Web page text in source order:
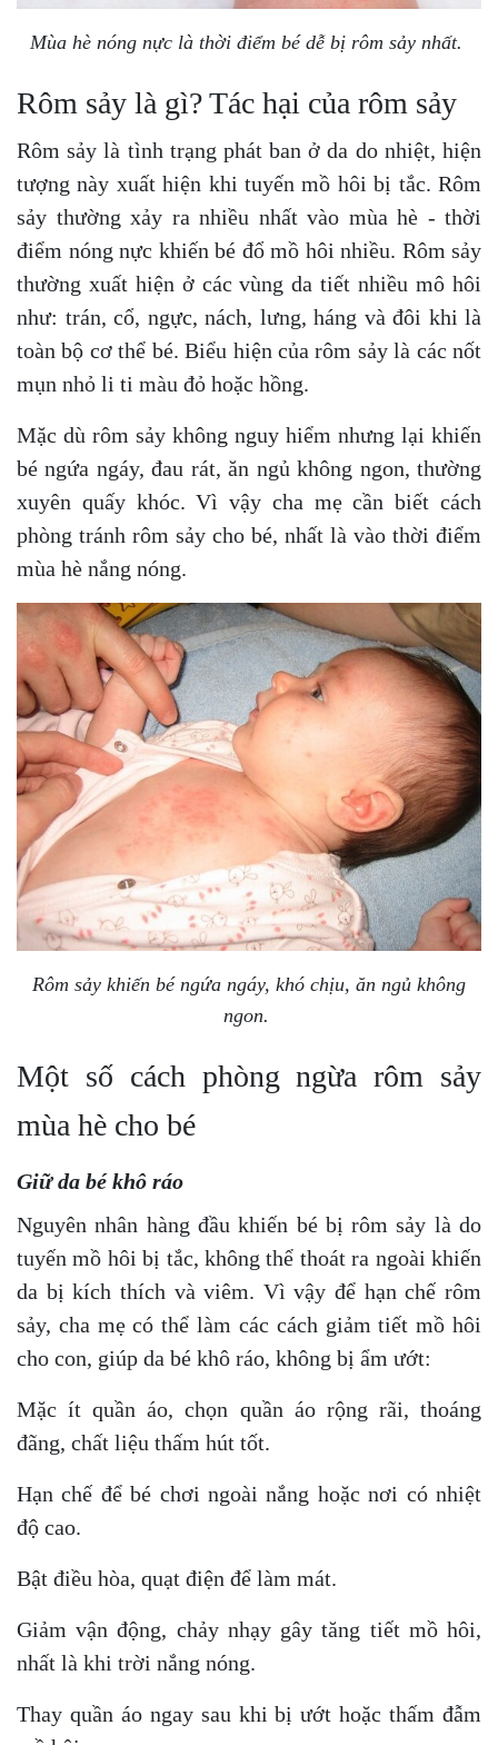
Mùa hè nóng nực là thời điểm bé dễ bị rôm sảy nhất.
Rôm sảy là gì? Tác hại của rôm sảy
Rôm sảy là tình trạng phát ban ở da do nhiệt, hiện
tượng này xuất hiện khi tuyến mồ hôi bị tắc. Rôm
sảy thường xảy ra nhiều nhất vào mùa hè - thời
điểm nóng nực khiến bé đổ mồ hôi nhiều. Rôm sảy
thường xuất hiện ở các vùng da tiết nhiều mô hôi
như: trán, cổ, ngực, nách, lưng, háng và đôi khi là
toàn bộ cơ thể bé. Biểu hiện của rôm sảy là các nốt
mụn nhỏ li ti màu đỏ hoặc hồng.
Mặc dù rôm sảy không nguy hiểm nhưng lại khiến
bé ngứa ngáy, đau rát, ăn ngủ không ngon, thường
xuyên quấy khóc. Vì vậy cha mẹ cần biết cách
phòng tránh rôm sảy cho bé, nhất là vào thời điểm
mùa hè nắng nóng.
Rôm sảy khiến bé ngứa ngáy, khó chịu, ăn ngủ không
ngon.
Một số cách phòng ngừa rôm sảy
mùa hè cho bé
Giữ da bé khô ráo
Nguyên nhân hàng đầu khiến bé bị rôm sảy là do
tuyến mồ hôi bị tắc, không thể thoát ra ngoài khiến
da bị kích thích và viêm. Vì vậy để hạn chế rôm
sảy, cha mẹ có thể làm các cách giảm tiết mồ hôi
cho con, giúp da bé khô ráo, không bị ẩm ướt:
Mặc ít quần áo, chọn quần áo rộng rãi, thoáng
đãng, chất liệu thấm hút tốt.
Hạn chế để bé chơi ngoài nắng hoặc nơi có nhiệt
độ cao.
Bật điều hòa, quạt điện để làm mát.
Giảm vận động, chảy nhạy gây tăng tiết mồ hôi,
nhất là khi trời nắng nóng.
Thay quần áo ngay sau khi bị ướt hoặc thấm đẫm